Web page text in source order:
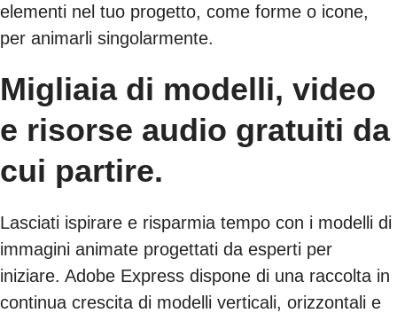
elementi nel tuo progetto, come forme o icone,
per animarli singolarmente.
Migliaia di modelli, video
e risorse audio gratuiti da
cui partire.
Lasciati ispirare e risparmia tempo con i modelli di
immagini animate progettati da esperti per
iniziare. Adobe Express dispone di una raccolta in
continua crescita di modelli verticali, orizzontali e